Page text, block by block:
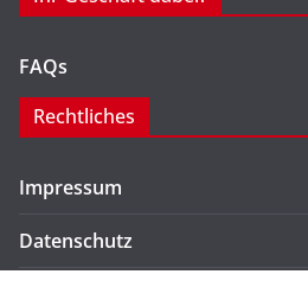
FAQs
Rechtliches
Impressum
Datenschutz